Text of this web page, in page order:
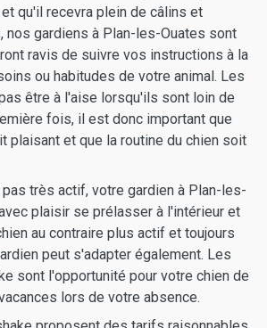
qu'il recevra plein de câlins et
nos gardiens à Plan-les-Ouates sont
ravis de suivre vos instructions à la
ou habitudes de votre animal. Les
être à l'aise lorsqu'ils sont loin de
fois, il est donc important que
plaisant et que la routine du chien soit
très actif, votre gardien à Plan-les-
plaisir se prélasser à l'intérieur et
au contraire plus actif et toujours
peut s'adapter également. Les
sont l'opportunité pour votre chien de
lors de votre absence.